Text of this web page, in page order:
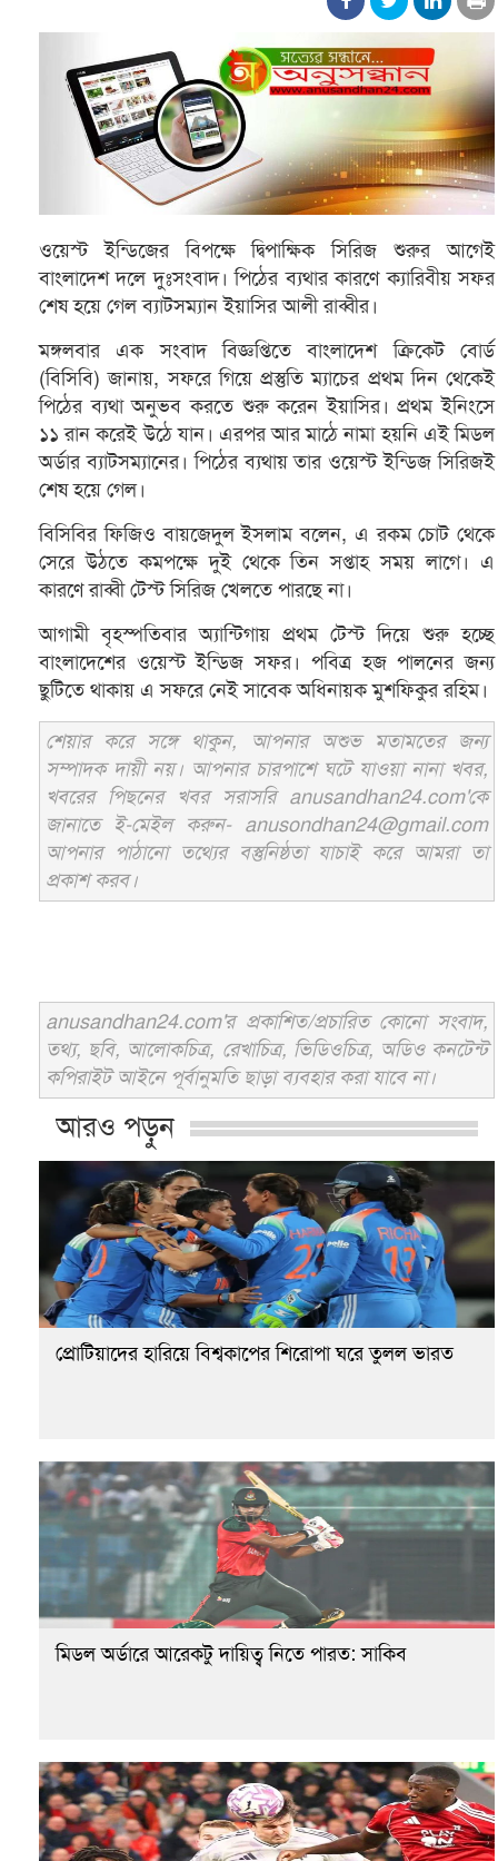
ওয়েস্ট ইন্ডিজের বিপক্ষে দ্বিপাক্ষিক সিরিজ শুরুর আগেই
বাংলাদেশ দলে দুঃসংবাদ। পিঠের ব্যথার কারণে ক্যারিবীয় সফর
শেষ হয়ে গেল ব্যাটসম্যান ইয়াসির আলী রাব্বীর।
মঙ্গলবার এক সংবাদ বিজ্ঞপ্তিতে বাংলাদেশ ক্রিকেট বোর্ড
(বিসিবি) জানায়, সফরে গিয়ে প্রস্তুতি ম্যাচের প্রথম দিন থেকেই
পিঠের ব্যথা অনুভব করতে শুরু করেন ইয়াসির। প্রথম ইনিংসে
১১ রান করেই উঠে যান। এরপর আর মাঠে নামা হয়নি এই মিডল
অর্ডার ব্যাটসম্যানের। পিঠের ব্যথায় তার ওয়েস্ট ইন্ডিজ সিরিজই
শেষ হয়ে গেল।
বিসিবির ফিজিও বায়জেদুল ইসলাম বলেন, এ রকম চোট থেকে
সেরে উঠতে কমপক্ষে দুই থেকে তিন সপ্তাহ সময় লাগে। এ
কারণে রাব্বী টেস্ট সিরিজ খেলতে পারছে না।
আগামী বৃহস্পতিবার অ্যান্টিগায় প্রথম টেস্ট দিয়ে শুরু হচ্ছে
বাংলাদেশের ওয়েস্ট ইন্ডিজ সফর। পবিত্র হজ পালনের জন্য
ছুটিতে থাকায় এ সফরে নেই সাবেক অধিনায়ক মুশফিকুর রহিম।
শেয়ার করে সঙ্গে থাকুন, আপনার অশুভ মতামতের জন্য
সম্পাদক দায়ী নয়। আপনার চারপাশে ঘটে যাওয়া নানা খবর,
খবরের পিছনের খবর সরাসরি anusandhan24.com'কে
জানাতে ই-মেইল করুন- anusondhan24@gmail.com
আপনার পাঠানো তথ্যের বস্তুনিষ্ঠতা যাচাই করে আমরা তা
প্রকাশ করব।
anusandhan24.com'র প্রকাশিত/প্রচারিত কোনো সংবাদ,
তথ্য, ছবি, আলোকচিত্র, রেখাচিত্র, ভিডিওচিত্র, অডিও কনটেন্ট
কপিরাইট আইনে পূর্বানুমতি ছাড়া ব্যবহার করা যাবে না।
আরও পড়ুন
প্রোটিয়াদের হারিয়ে বিশ্বকাপের শিরোপা ঘরে তুলল ভারত
মিডল অর্ডারে আরেকটু দায়িত্ব নিতে পারত: সাকিব